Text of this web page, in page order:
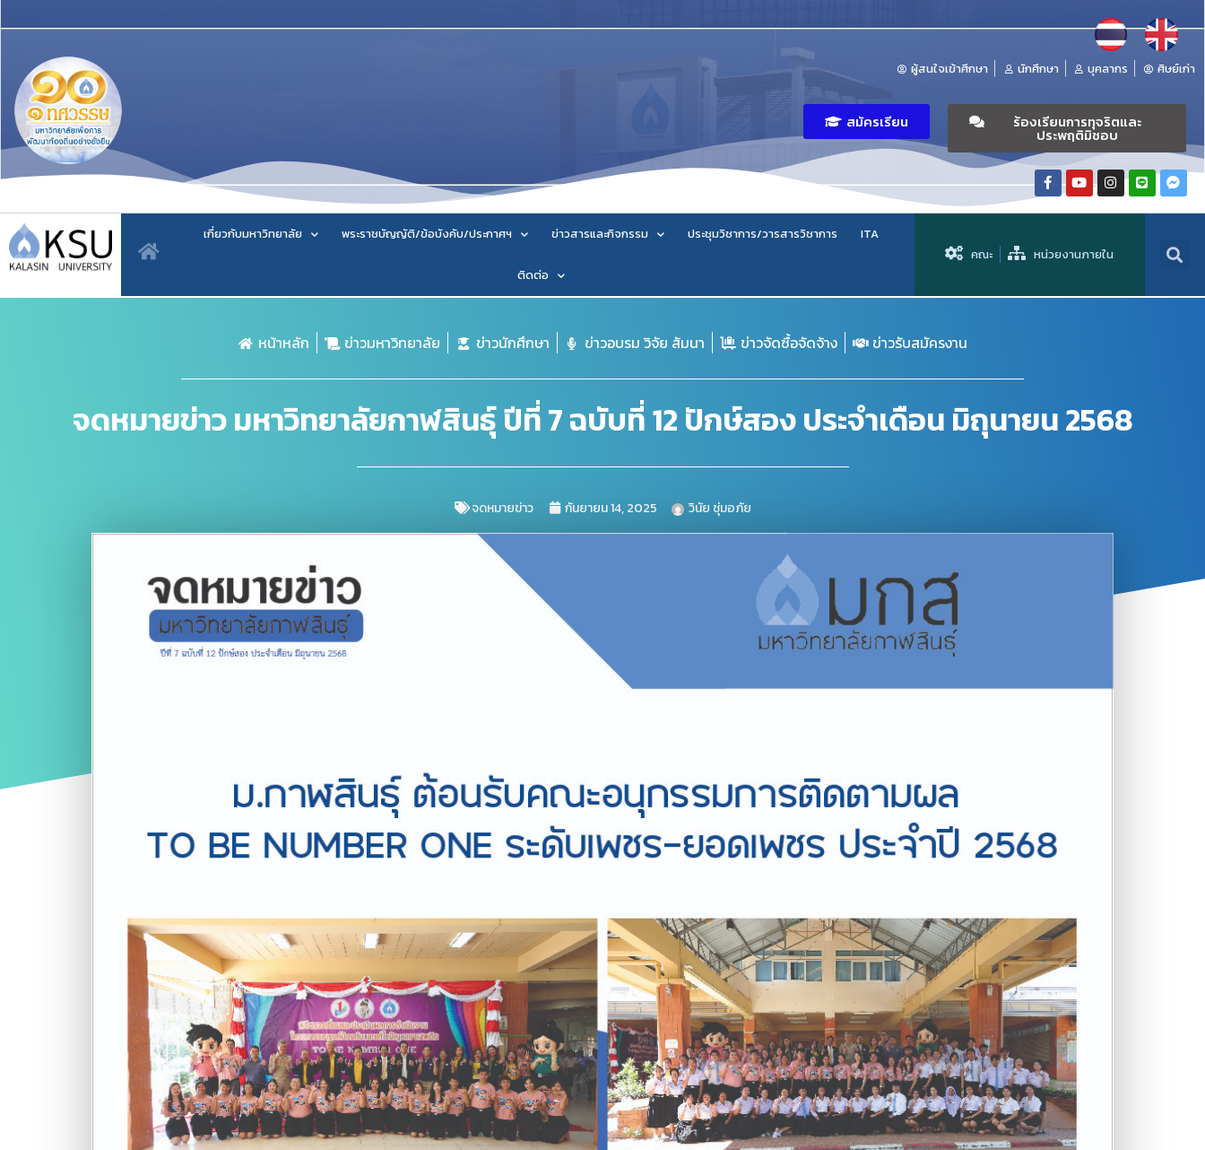
ผู้สนใจเข้าศึกษา นักศึกษา บุคลากร ศิษย์เก่า
สมัครเรียน ร้องเรียนการทุจริตและ
ประพฤติมิชอบ
เกี่ยวกับมหาวิทยาลัย พระราชบัญญัติ/ข้อบังคับ/ประกาศฯ ข่าวสารและกิจกรรม ประชุมวิชาการ/วารสารวิชาการ ITA
ติดต่อ
คณะ หน่วยงานภายใน
หน้าหลัก ข่าวมหาวิทยาลัย ข่าวนักศึกษา ข่าวอบรม วิจัย สัมนา ข่าวจัดซื้อจัดจ้าง ข่าวรับสมัครงาน
จดหมายข่าว มหาวิทยาลัยกาฬสินธุ์ ปีที่ 7 ฉบับที่ 12 ปักษ์สอง ประจำเดือน มิถุนายน 2568
จดหมายข่าว กันยายน 14, 2025 วินัย ชุ่มอภัย